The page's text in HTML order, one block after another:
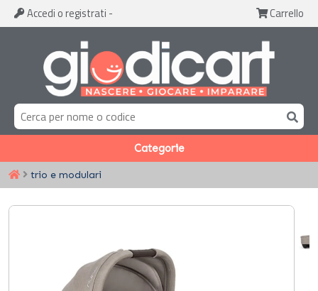
Accedi o registrati - Carrello
Categorie
trio e modulari